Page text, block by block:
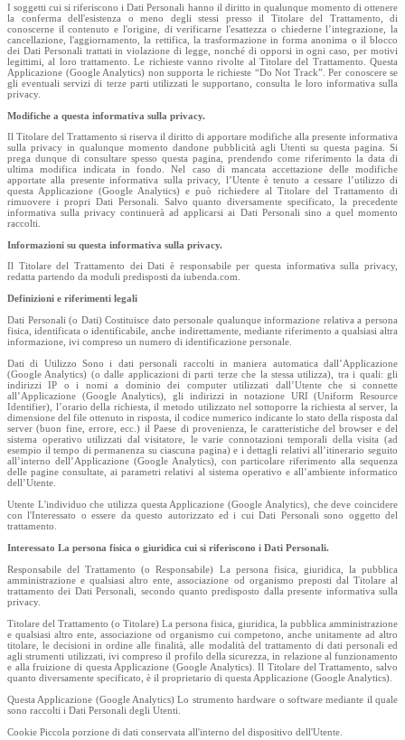
I soggetti cui si riferiscono i Dati Personali hanno il diritto in qualunque momento di ottenere
la conferma dell'esistenza o meno degli stessi presso il Titolare del Trattamento, di
conoscerne il contenuto e l'origine, di verificarne l'esattezza o chiederne l’integrazione, la
cancellazione, l'aggiornamento, la rettifica, la trasformazione in forma anonima o il blocco
dei Dati Personali trattati in violazione di legge, nonché di opporsi in ogni caso, per motivi
legittimi, al loro trattamento. Le richieste vanno rivolte al Titolare del Trattamento. Questa
Applicazione (Google Analytics) non supporta le richieste “Do Not Track”. Per conoscere se
gli eventuali servizi di terze parti utilizzati le supportano, consulta le loro informativa sulla
privacy.
Modifiche a questa informativa sulla privacy.
Il Titolare del Trattamento si riserva il diritto di apportare modifiche alla presente informativa
sulla privacy in qualunque momento dandone pubblicità agli Utenti su questa pagina. Si
prega dunque di consultare spesso questa pagina, prendendo come riferimento la data di
ultima modifica indicata in fondo. Nel caso di mancata accettazione delle modifiche
apportate alla presente informativa sulla privacy, l’Utente è tenuto a cessare l’utilizzo di
questa Applicazione (Google Analytics) e può richiedere al Titolare del Trattamento di
rimuovere i propri Dati Personali. Salvo quanto diversamente specificato, la precedente
informativa sulla privacy continuerà ad applicarsi ai Dati Personali sino a quel momento
raccolti.
Informazioni su questa informativa sulla privacy.
Il Titolare del Trattamento dei Dati è responsabile per questa informativa sulla privacy,
redatta partendo da moduli predisposti da iubenda.com.
Definizioni e riferimenti legali
Dati Personali (o Dati) Costituisce dato personale qualunque informazione relativa a persona
fisica, identificata o identificabile, anche indirettamente, mediante riferimento a qualsiasi altra
informazione, ivi compreso un numero di identificazione personale.
Dati di Utilizzo Sono i dati personali raccolti in maniera automatica dall’Applicazione
(Google Analytics) (o dalle applicazioni di parti terze che la stessa utilizza), tra i quali: gli
indirizzi IP o i nomi a dominio dei computer utilizzati dall’Utente che si connette
all’Applicazione (Google Analytics), gli indirizzi in notazione URI (Uniform Resource
Identifier), l’orario della richiesta, il metodo utilizzato nel sottoporre la richiesta al server, la
dimensione del file ottenuto in risposta, il codice numerico indicante lo stato della risposta dal
server (buon fine, errore, ecc.) il Paese di provenienza, le caratteristiche del browser e del
sistema operativo utilizzati dal visitatore, le varie connotazioni temporali della visita (ad
esempio il tempo di permanenza su ciascuna pagina) e i dettagli relativi all’itinerario seguito
all’interno dell’Applicazione (Google Analytics), con particolare riferimento alla sequenza
delle pagine consultate, ai parametri relativi al sistema operativo e all’ambiente informatico
dell’Utente.
Utente L'individuo che utilizza questa Applicazione (Google Analytics), che deve coincidere
con l'Interessato o essere da questo autorizzato ed i cui Dati Personali sono oggetto del
trattamento.
Interessato La persona fisica o giuridica cui si riferiscono i Dati Personali.
Responsabile del Trattamento (o Responsabile) La persona fisica, giuridica, la pubblica
amministrazione e qualsiasi altro ente, associazione od organismo preposti dal Titolare al
trattamento dei Dati Personali, secondo quanto predisposto dalla presente informativa sulla
privacy.
Titolare del Trattamento (o Titolare) La persona fisica, giuridica, la pubblica amministrazione
e qualsiasi altro ente, associazione od organismo cui competono, anche unitamente ad altro
titolare, le decisioni in ordine alle finalità, alle modalità del trattamento di dati personali ed
agli strumenti utilizzati, ivi compreso il profilo della sicurezza, in relazione al funzionamento
e alla fruizione di questa Applicazione (Google Analytics). Il Titolare del Trattamento, salvo
quanto diversamente specificato, è il proprietario di questa Applicazione (Google Analytics).
Questa Applicazione (Google Analytics) Lo strumento hardware o software mediante il quale
sono raccolti i Dati Personali degli Utenti.
Cookie Piccola porzione di dati conservata all'interno del dispositivo dell'Utente.